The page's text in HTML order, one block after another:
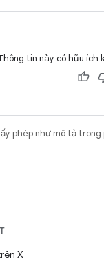
tin này có hữu ích
phép như mô tả trong
X